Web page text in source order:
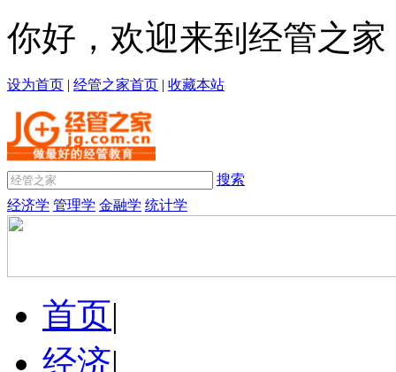
你好，欢迎来到经管之家
设为首页 | 经管之家首页 | 收藏本站
搜索
经济学 管理学 金融学 统计学
首页|
经济|